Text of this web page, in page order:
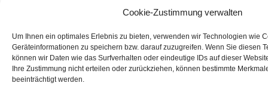
Cookie-Zustimmung verwalten
Um Ihnen ein optimales Erlebnis zu bieten, verwenden wir Technologien wie
Geräteinformationen zu speichern bzw. darauf zuzugreifen. Wenn Sie diesen
können wir Daten wie das Surfverhalten oder eindeutige IDs auf dieser
Ihre Zustimmung nicht erteilen oder zurückziehen, können bestimmte
beeinträchtigt werden.